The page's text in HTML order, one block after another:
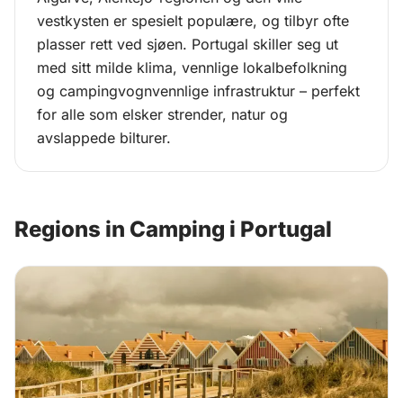
vestkysten er spesielt populære, og tilbyr ofte
plasser rett ved sjøen. Portugal skiller seg ut
med sitt milde klima, vennlige lokalbefolkning
og campingvognvennlige infrastruktur – perfekt
for alle som elsker strender, natur og
avslappede bilturer.
Regions in Camping i Portugal